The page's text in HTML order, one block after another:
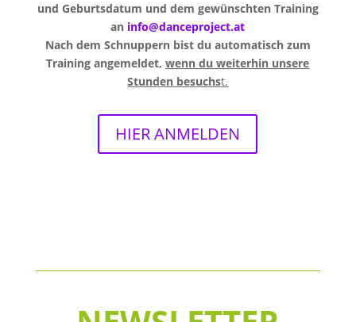
und Geburtsdatum und dem gewünschten Training
an info@danceproject.at
Nach dem Schnuppern bist du automatisch zum
Training angemeldet,wenn du weiterhin unsere
Stunden besuchst.
HIER ANMELDEN